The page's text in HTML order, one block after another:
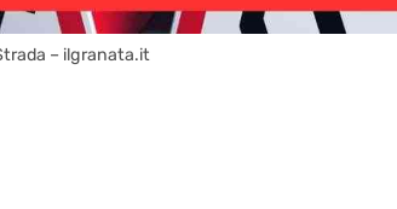
– ilgranata.it